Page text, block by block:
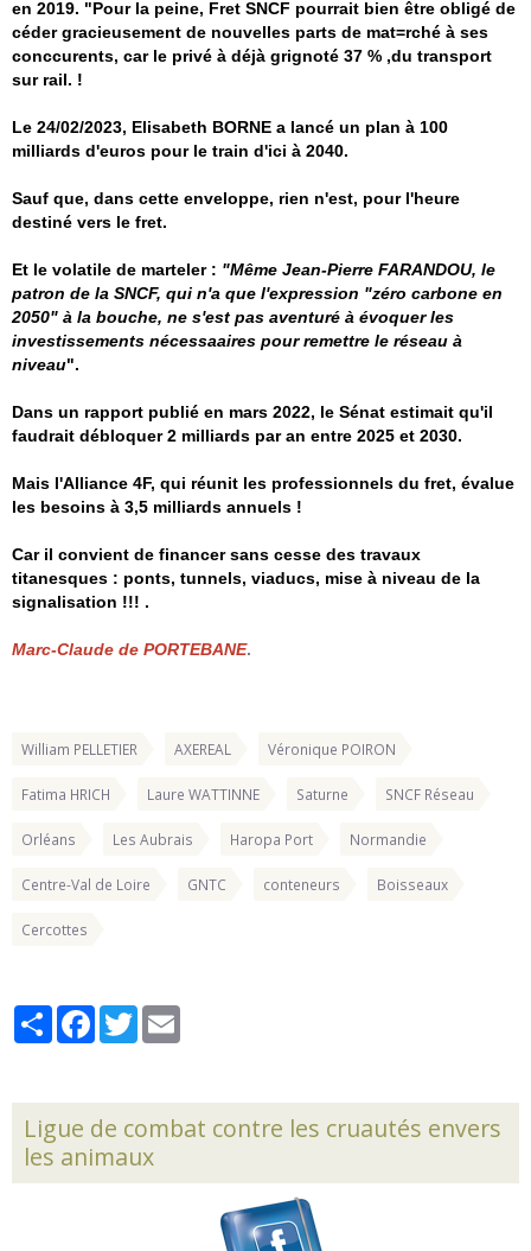
en 2019. "Pour la peine, Fret SNCF pourrait bien être obligé de
céder gracieusement de nouvelles parts de mat=rché à ses
conccurents, car le privé à déjà grignoté 37 % ,du transport
sur rail. !
Le 24/02/2023, Elisabeth BORNE a lancé un plan à 100
milliards d'euros pour le train d'ici à 2040.
Sauf que, dans cette enveloppe, rien n'est, pour l'heure
destiné vers le fret.
Et le volatile de marteler : "Même Jean-Pierre FARANDOU, le
patron de la SNCF, qui n'a que l'expression "zéro carbone en
2050" à la bouche, ne s'est pas aventuré à évoquer les
investissements nécessaaires pour remettre le réseau à
niveau".
Dans un rapport publié en mars 2022, le Sénat estimait qu'il
faudrait débloquer 2 milliards par an entre 2025 et 2030.
Mais l'Alliance 4F, qui réunit les professionnels du fret, évalue
les besoins à 3,5 milliards annuels !
Car il convient de financer sans cesse des travaux
titanesques : ponts, tunnels, viaducs, mise à niveau de la
signalisation !!! .
Marc-Claude de PORTEBANE.
William PELLETIER AXEREAL Véronique POIRON
Fatima HRICH Laure WATTINNE Saturne SNCF Réseau
Orléans Les Aubrais Haropa Port Normandie
Centre-Val de Loire GNTC conteneurs Boisseaux
Cercottes
PartagerFacebook
Twitter
Ligue de combat contre les cruautés envers
les animaux